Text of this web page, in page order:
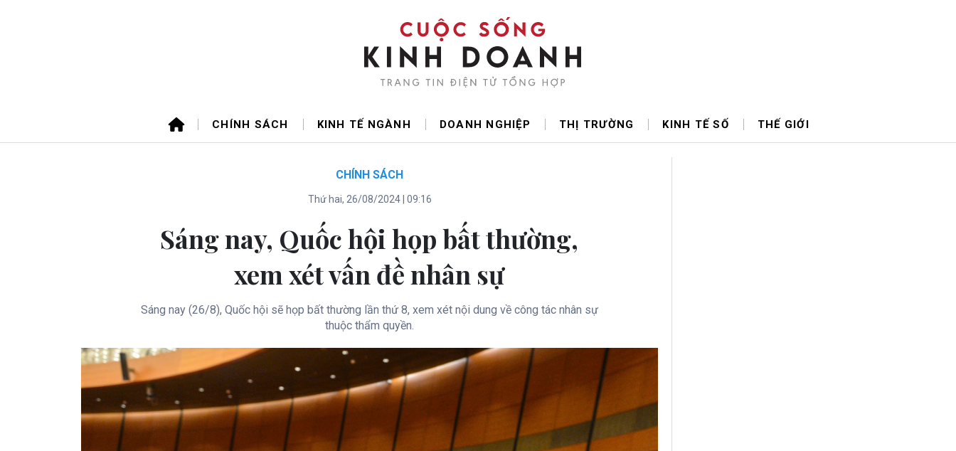
CHÍNH SÁCH KINH TẾ NGÀNH DOANH NGHIỆP THỊ TRƯỜNG KINH TẾ SỐ THẾ GIỚI
CHÍNH SÁCH
Thứ hai, 26/08/2024 | 09:16
Sáng nay, Quốc hội họp bất thường,
xem xét vấn đề nhân sự
Sáng nay (26/8), Quốc hội sẽ họp bất thường lần thứ 8, xem xét nội dung về công tác nhân sự
thuộc thẩm quyền.